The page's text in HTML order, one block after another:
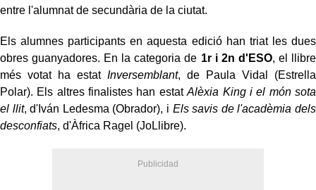
entre l'alumnat de secundària de la ciutat.
Els alumnes participants en aquesta edició han triat les dues
obres guanyadores. En la categoria de 1r i 2n d'ESO, el llibre
més votat ha estat Inversemblant, de Paula Vidal (Estrella
Polar). Els altres finalistes han estatAlèxia King i el món sota
el llit, d'Iván Ledesma (Obrador), i Els savis de l'acadèmia dels
desconfiats, d'Àfrica Ragel (JoLlibre).